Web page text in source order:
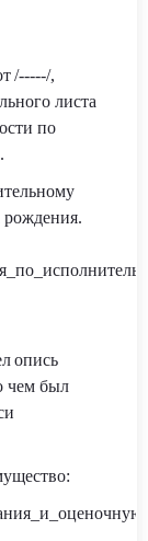
/-----/,
листа
по
.
рождения.
опись
чем был